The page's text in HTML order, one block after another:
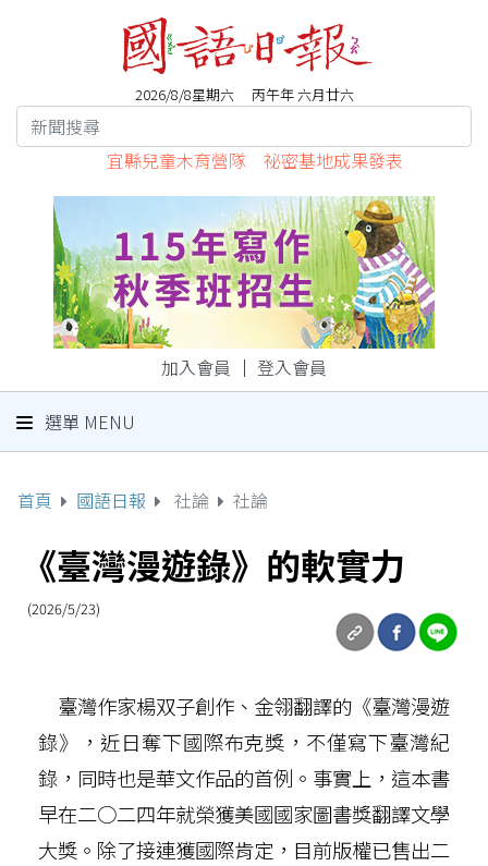
2026/8/8星期六 丙午年 六月廿六
宜縣兒童木育營隊 祕密基地成果發表
加入會員 ｜ 登入會員
選單 MENU
首頁 國語日報 社論 社論
《臺灣漫遊錄》的軟實力
(2026/5/23)
臺灣作家楊双子創作、金翎翻譯的《臺灣漫遊
錄》，近日奪下國際布克獎，不僅寫下臺灣紀
錄，同時也是華文作品的首例。事實上，這本書
早在二○二四年就榮獲美國國家圖書獎翻譯文學
大獎。除了接連獲國際肯定，目前版權已售出二